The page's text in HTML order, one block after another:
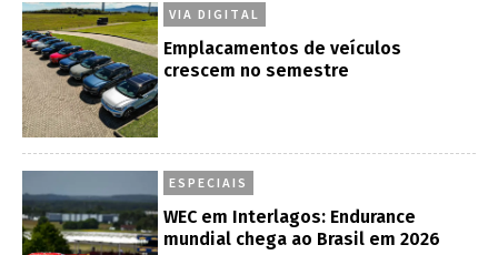
VIA DIGITAL
Emplacamentos de veículos
crescem no semestre
ESPECIAIS
WEC em Interlagos: Endurance
mundial chega ao Brasil em 2026